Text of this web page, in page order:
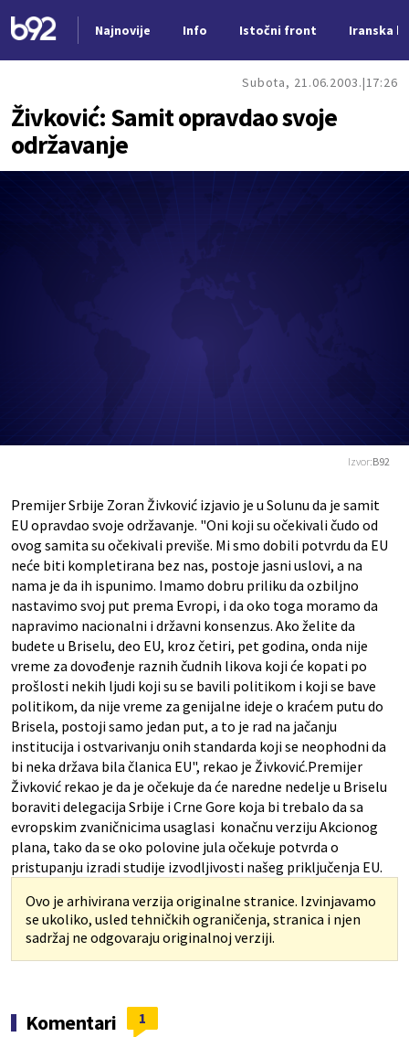
Najnovije Info Istočni front Iranska
Subota, 21.06.2003. 17:26
Živković: Samit opravdao svoje
održavanje
Izvor:B92
Premijer Srbije Zoran Živković izjavio je u Solunu da je samit
EU opravdao svoje održavanje. "Oni koji su očekivali čudo od
ovog samita su očekivali previše. Mi smo dobili potvrdu da EU
neće biti kompletirana bez nas, postoje jasni uslovi, a na
nama je da ih ispunimo. Imamo dobru priliku da ozbiljno
nastavimo svoj put prema Evropi, i da oko toga moramo da
napravimo nacionalni i državni konsenzus. Ako želite da
budete u Briselu, deo EU, kroz četiri, pet godina, onda nije
vreme za dovođenje raznih čudnih likova koji će kopati po
prošlosti nekih ljudi koji su se bavili politikom i koji se bave
politikom, da nije vreme za genijalne ideje o kraćem putu do
Brisela, postoji samo jedan put, a to je rad na jačanju
institucija i ostvarivanju onih standarda koji se neophodni da
bi neka država bila članica EU", rekao je Živković.Premijer
Živković rekao je da je očekuje da će naredne nedelje u Briselu
boraviti delegacija Srbije i Crne Gore koja bi trebalo da sa
evropskim zvaničnicima usaglasi konačnu verziju Akcionog
plana, tako da se oko polovine jula očekuje potvrda o
pristupanju izradi studije izvodljivosti našeg priključenja EU.
Ovo je arhivirana verzija originalne stranice. Izvinjavamo
se ukoliko, usled tehničkih ograničenja, stranica i njen
sadržaj ne odgovaraju originalnoj verziji.
Komentari 1